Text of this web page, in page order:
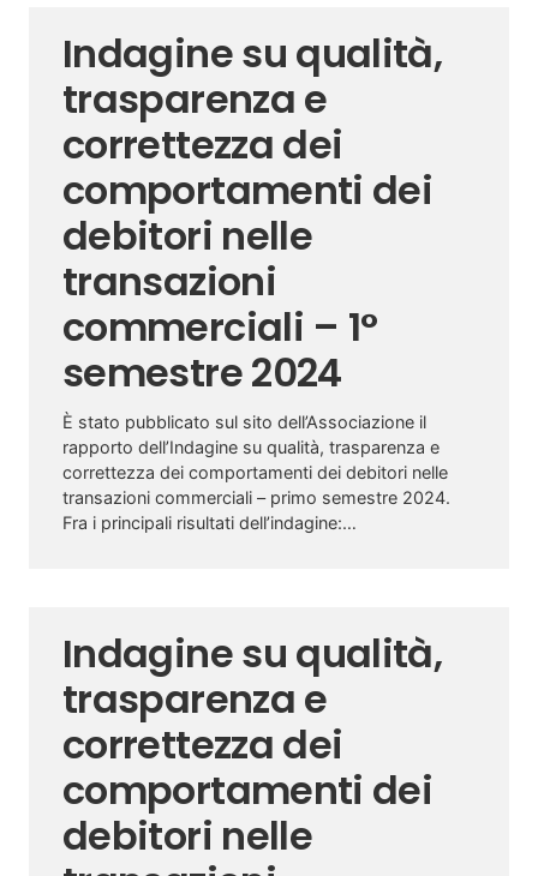
Indagine su qualità,
trasparenza e
correttezza dei
comportamenti dei
debitori nelle
transazioni
commerciali – 1°
semestre 2024
È stato pubblicato sul sito dell’Associazione il
rapporto dell’Indagine su qualità, trasparenza e
correttezza dei comportamenti dei debitori nelle
transazioni commerciali – primo semestre 2024.
Fra i principali risultati dell’indagine:…
Indagine su qualità,
trasparenza e
correttezza dei
comportamenti dei
debitori nelle